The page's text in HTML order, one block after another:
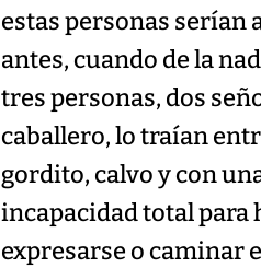
estas personas serían
antes, cuando de la
tres personas, dos
caballero, lo traían
gordito, calvo y con
incapacidad total para
expresarse o caminar